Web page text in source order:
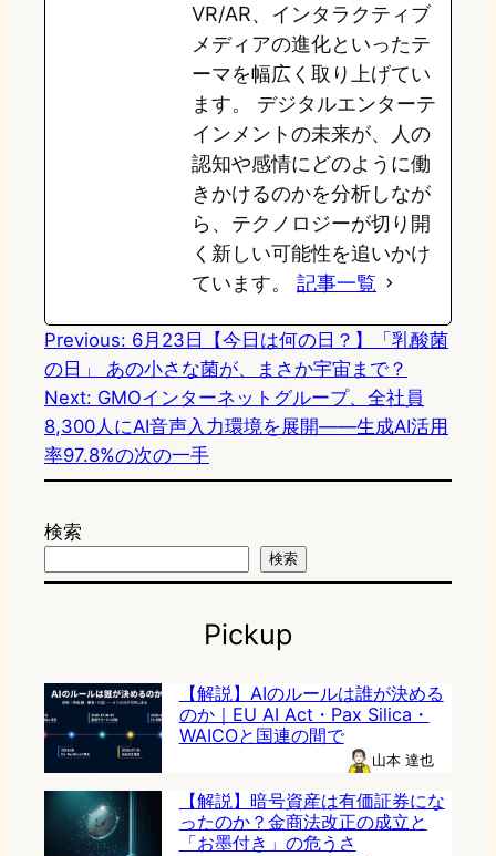
VR/AR、インタラクティブ
メディアの進化といったテ
ーマを幅広く取り上げてい
ます。 デジタルエンターテ
インメントの未来が、人の
認知や感情にどのように働
きかけるのかを分析しなが
ら、テクノロジーが切り開
く新しい可能性を追いかけ
ています。 記事一覧
Previous: 6月23日【今日は何の日？】「乳酸菌
の日」 あの小さな菌が、まさか宇宙まで？
Next: GMOインターネットグループ、全社員
8,300人にAI音声入力環境を展開——生成AI活用
率97.8%の次の一手
検索
検索
Pickup
【解説】AIのルールは誰が決める
のか｜EU AI Act・Pax Silica・
WAICOと国連の間で
山本 達也
【解説】暗号資産は有価証券にな
ったのか？金商法改正の成立と
「お墨付き」の危うさ